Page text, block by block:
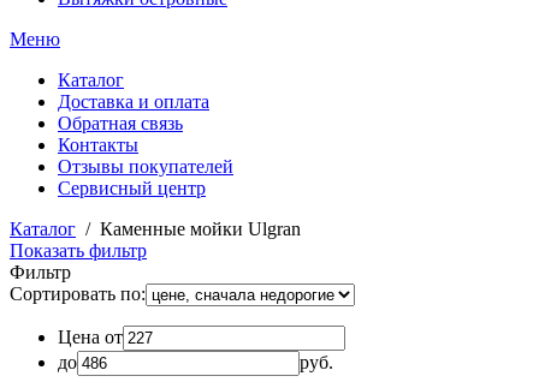
Меню
Каталог
Доставка и оплата
Обратная связь
Контакты
Отзывы покупателей
Сервисный центр
Каталог / Каменные мойки Ulgran
Показать фильтр
Фильтр
Сортировать по:
Цена от
до
руб.